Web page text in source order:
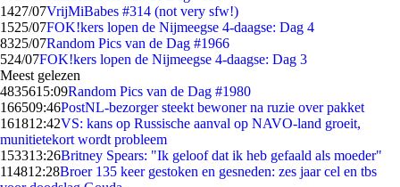
1427/07VrijMiBabes #314 (not very sfw!)
1525/07FOK!kers lopen de Nijmeegse 4-daagse: Dag 4
8325/07Random Pics van de Dag #1966
524/07FOK!kers lopen de Nijmeegse 4-daagse: Dag 3
Meest gelezen
4835615:09Random Pics van de Dag #1980
166509:46PostNL-bezorger steekt bewoner na ruzie over pakket
161812:42VS: kans op Russische aanval op NAVO-land groeit,
munitietekort wordt probleem
153313:26Britney Spears: "Ik geloof dat ik heb gefaald als moeder"
114812:28Broer 135 keer gestoken en gesneden: zes jaar cel en tbs